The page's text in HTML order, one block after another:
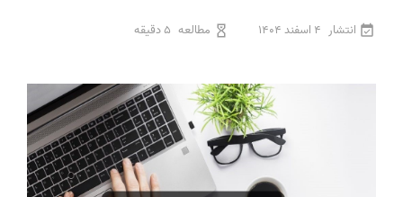
انتشار 4 اسفند 1404 مطالعه 5 دقیقه